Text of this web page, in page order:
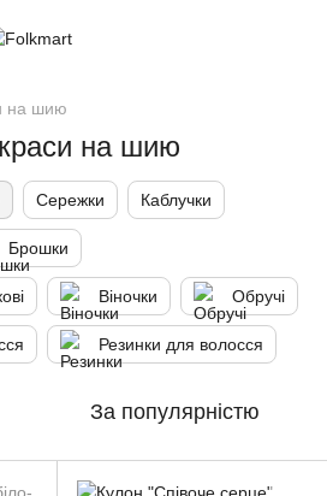
на шию
на шию
Сережки Каблучки
Брошки
Віночки Обручі
Резинки для волосся
За популярністю